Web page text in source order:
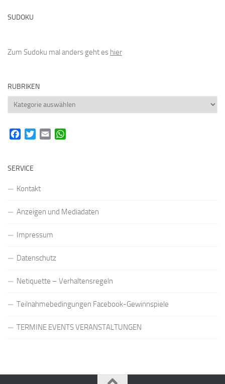
SUDOKU
Zum Sudoku mal anders geht es hier
RUBRIKEN
Rubriken
FacebookTwitterEmail
SERVICE
Kontakt
Anzeigen und Mediadaten
Impressum
Datenschutz
Netiquette – Verhaltensregeln
Teilnahmebedingungen Facebook-Gewinnspiele
TERMINE EVENTS VERANSTALTUNGEN